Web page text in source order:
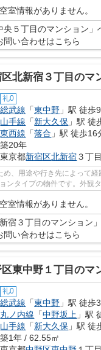
室情報がありません。
央５丁目のマンション」
問い合わせはこちら
区北新宿３丁目のマ
礼0
総武線 「東中野 」駅 徒歩
山手線 「新大久保 」駅 徒
東西線 「落合 」駅 徒歩16
築20年
東京都新宿区北新宿３丁目
、用途や行き先によって経
ンタイプの物件です。外観タ
とができま...
室情報がありません。
新宿３丁目のマンション
問い合わせはこちら
区東中野１丁目のマ
礼0
総武線 「東中野 」駅 徒歩
丸ノ内線 「中野坂上 」駅
山手線 「新大久保 」駅 徒
築1年 / 62.55㎡